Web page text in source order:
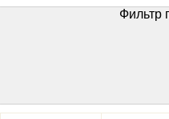
Фильтр